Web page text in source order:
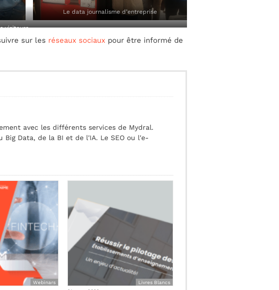
Le data journalisme d’entreprise
visiteurs
sur les réseaux sociaux pour être informé de
avec les différents services de Mydral.
Data, de la BI et de l'IA. Le SEO ou l'e-
Webinars
Livres Blancs